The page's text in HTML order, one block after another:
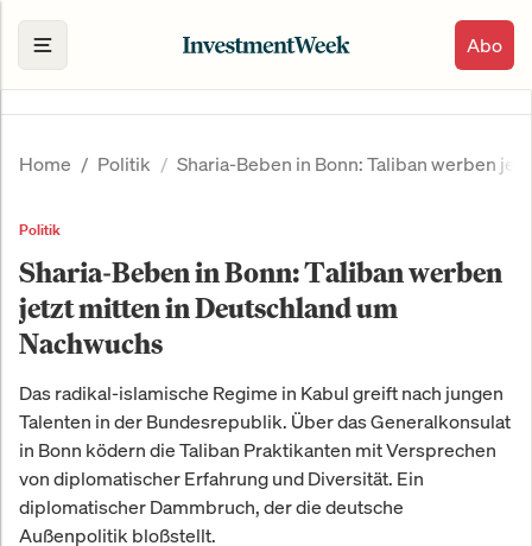
Abo
Home Politik Sharia-Beben in Bonn: Taliban werben
Politik
Sharia-Beben in Bonn: Taliban werben
jetzt mitten in Deutschland um
Nachwuchs
Das radikal-islamische Regime in Kabul greift nach jungen
Talenten in der Bundesrepublik. Über das Generalkonsulat
in Bonn ködern die Taliban Praktikanten mit Versprechen
von diplomatischer Erfahrung und Diversität. Ein
diplomatischer Dammbruch, der die deutsche
Außenpolitik bloßstellt.